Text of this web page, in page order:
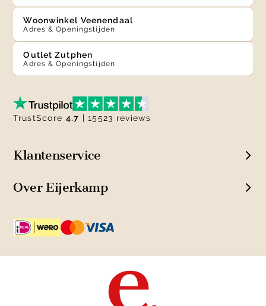
Woonwinkel Veenendaal
Adres & Openingstijden
Outlet Zutphen
Adres & Openingstijden
Klantenservice
Over Eijerkamp
TrustScore 4.7 | 15523 reviews